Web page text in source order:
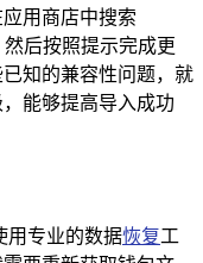
用商店中搜索
然后按照提示完成更
知的兼容性问题，就
能够提高导入成功
用专业的数据恢复工